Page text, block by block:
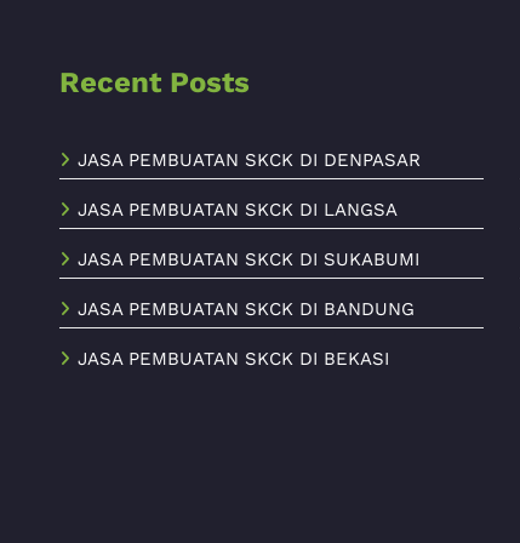
Recent Posts
JASA PEMBUATAN SKCK DI DENPASAR
JASA PEMBUATAN SKCK DI LANGSA
JASA PEMBUATAN SKCK DI SUKABUMI
JASA PEMBUATAN SKCK DI BANDUNG
JASA PEMBUATAN SKCK DI BEKASI